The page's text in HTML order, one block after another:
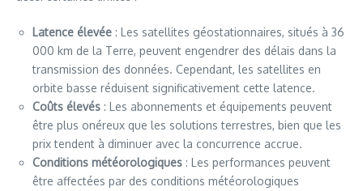
Latence élevée : Les satellites géostationnaires, situés à 36
000 km de la Terre, peuvent engendrer des délais dans la
transmission des données. Cependant, les satellites en
orbite basse réduisent significativement cette latence.
Coûts élevés : Les abonnements et équipements peuvent
être plus onéreux que les solutions terrestres, bien que les
prix tendent à diminuer avec la concurrence accrue.
Conditions météorologiques : Les performances peuvent
être affectées par des conditions météorologiques